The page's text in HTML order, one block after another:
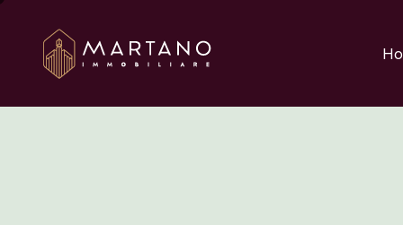
Aggiungi qui il